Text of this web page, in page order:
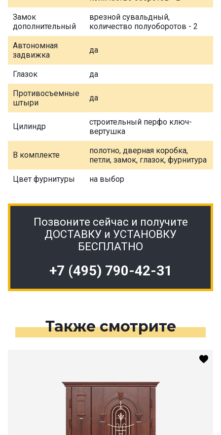
Замок
дополнительный
врезной сувальдный,
количество полуоборотов - 2
Автономная
задвижка
да
Глазок да
Противосъемные
штыри
да
Цилиндр
строительный перфо ключ-
вертушка
В комплекте
полотно, дверная коробка,
петли, замок, глазок, фурнитура
Цвет фурнитуры на выбор
Позвоните сейчас и получите
ДОСТАВКУ и УСТАНОВКУ
БЕСПЛАТНО
+7 (495) 790-42-31
Также смотрите